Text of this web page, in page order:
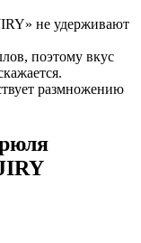
не удерживают
поэтому вкус
размножению